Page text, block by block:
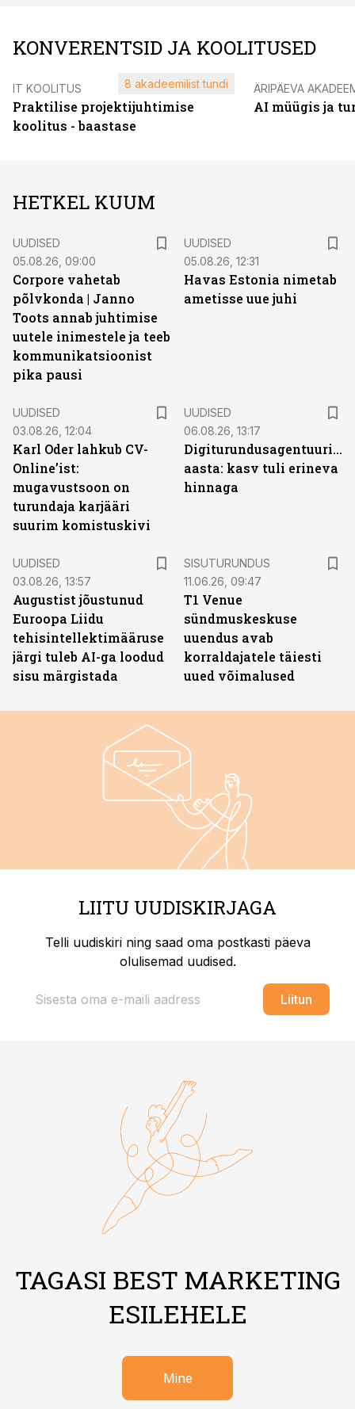
KONVERENTSID JA KOOLITUSED
IT KOOLITUS
Praktilise projektijuhtimise
koolitus - baastase
8 akadeemilist tundi ÄRIPÄEVA
AI müügis ja
HETKEL KUUM
UUDISED
05.08.26, 09:00
Corpore vahetab
põlvkonda | Janno
Toots annab juhtimise
uutele inimestele ja teeb
kommunikatsioonist
pika pausi
UUDISED
05.08.26, 12:31
Havas Estonia nimetab
ametisse uue juhi
UUDISED
03.08.26, 12:04
Karl Oder lahkub CV-
Online’ist:
mugavustsoon on
turundaja karjääri
suurim komistuskivi
UUDISED
06.08.26, 13:17
Digiturundusagentuuride
aasta: kasv tuli erineva
hinnaga
UUDISED
03.08.26, 13:57
Augustist jõustunud
Euroopa Liidu
tehisintellektimääruse
järgi tuleb AI-ga loodud
sisu märgistada
SISUTURUNDUS
11.06.26, 09:47
T1 Venue
sündmuskeskuse
uuendus avab
korraldajatele täiesti
uued võimalused
LIITU UUDISKIRJAGA
Telli uudiskiri ning saad oma postkasti päeva
olulisemad uudised.
Liitun
TAGASI BEST MARKETING
ESILEHELE
Mine